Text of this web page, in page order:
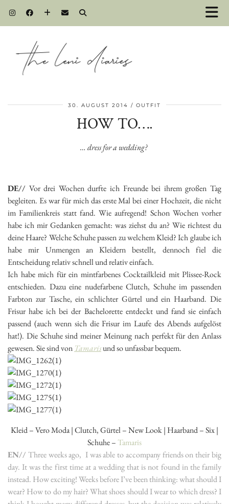
30. AUGUST 2014 OUTFIT
HOW TO….
… dress for a wedding?
DE// Vor drei Wochen durfte ich Freunde bei ihrem großen Tag
begleiten. Es war für mich das erste Mal bei einer Hochzeit, die nicht
im Familienkreis statt fand. Wie aufregend! Schon Wochen vorher
habe ich mir Gedanken gemacht: was ziehst du an? Wie richtest du
deine Haare? Welche Schuhe passen zu welchem Kleid? Ich glaube ich
habe mir Unmengen an Kleidern bestellt, dennoch fiel die
Entscheidung relativ schnell und relativ einfach.
Ich habe mich für ein mintfarbenes Cocktailkleid mit Plissee-Rock
entschieden. Dazu eine nudefarbene Clutch, Schuhe im passenden
Farbton zur Tasche, ein schlichter Gürtel und ein Haarband. Die
Frisur habe ich bei der Bachelorette entdeckt und fand sie einfach
passend (auch wenn sich die Frisur im Laufe des Abends aufgelöst
hat!). Die Schuhe sind meiner Meinung nach perfekt für den Anlass
gewesen. Sie sind von Tamarisund so unfassbar bequem.
Kleid – Vero Moda | Clutch, Gürtel – New Look | Haarband – Six |
Schuhe –Tamaris
EN// Three weeks ago, I was able to accompany friends on their big
day. It was the first time at a wedding that is not found in the family
instead. How exciting! Weeks before I’ve been thinking: what should I
wear? How to do my hair? What shoes should I wear to which dress? I